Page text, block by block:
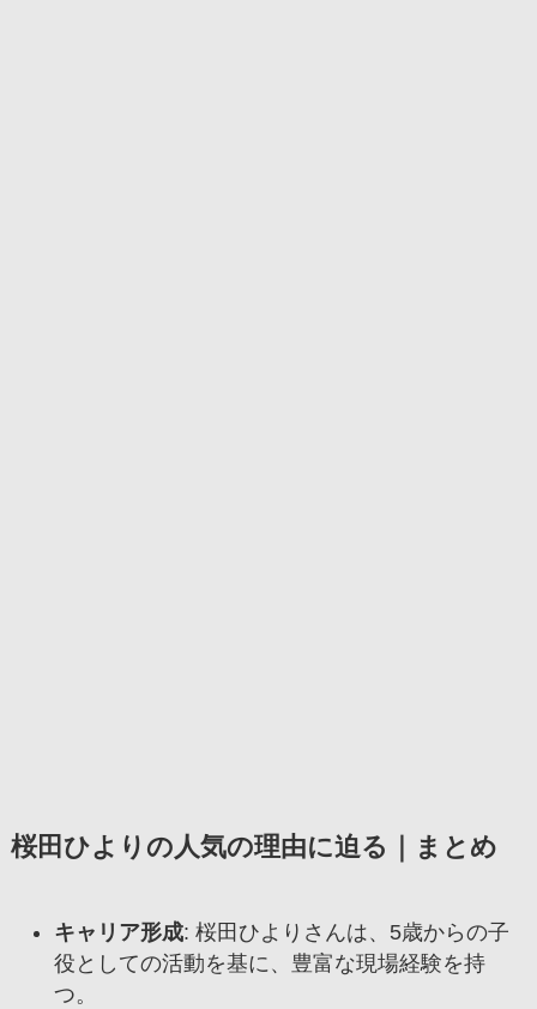
桜田ひよりの人気の理由に迫る｜まとめ
キャリア形成: 桜田ひよりさんは、5歳からの子
役としての活動を基に、豊富な現場経験を持
つ。